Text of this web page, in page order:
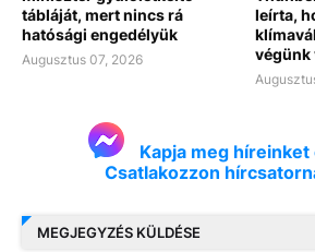
tábláját, mert nincs rá
hatósági engedélyük
Augusztus 07, 2026
leírta,
végünk
Kapja meg
Csatlakozzon
MEGJEGYZÉS KÜLDÉSE